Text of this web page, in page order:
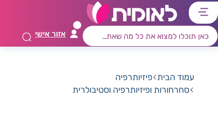
דלג
לתפריט
ראשי
דלג
לרכיב
חיפוש
דלג
לתוכן
מרכזי
דלג
לאזור
קישורים
אזור אישי
עמוד הבית פיזיותרפיה
סחרחורות ופיזיותרפיה וסטיבולרית